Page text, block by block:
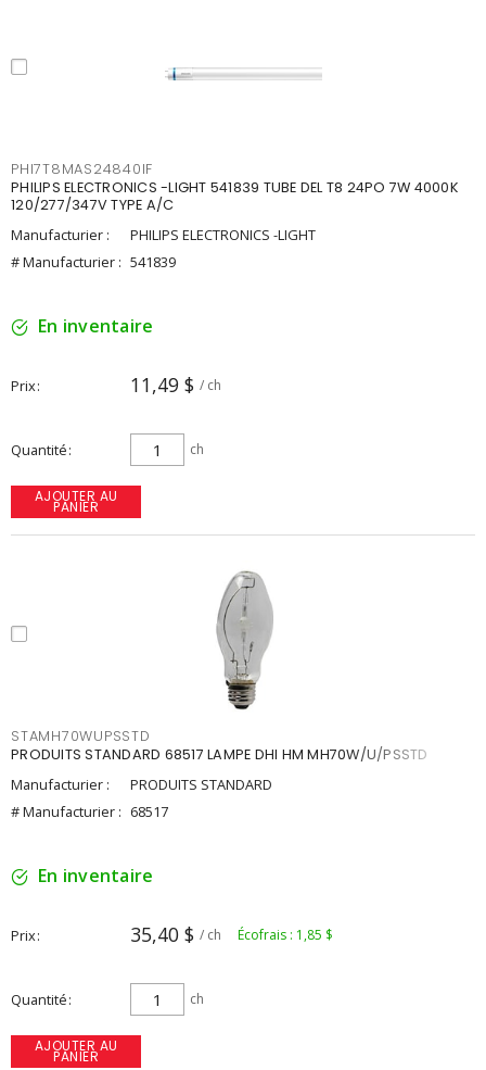
PHI7T8MAS24840IF
PHILIPS ELECTRONICS -LIGHT 541839 TUBE DEL T8 24PO 7W 4000K
120/277/347V TYPE A/C
Manufacturier :
PHILIPS ELECTRONICS -LIGHT
# Manufacturier : 541839
En inventaire
Prix 11,49 $ / ch
Quantité ch
AJOUTER AU
PANIER
STAMH70WUPSSTD
PRODUITS STANDARD 68517 LAMPE DHI HM MH70W/U/PSSTD
Manufacturier :
PRODUITS STANDARD
# Manufacturier : 68517
En inventaire
Prix 35,40 $ / ch Écofrais : 1,85 $
Quantité ch
AJOUTER AU
PANIER